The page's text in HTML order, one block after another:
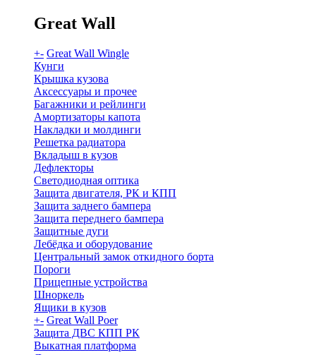
Great Wall
+- Great Wall Wingle
Кунги
Крышка кузова
Аксессуары и прочее
Багажники и рейлинги
Амортизаторы капота
Накладки и молдинги
Решетка радиатора
Вкладыш в кузов
Дефлекторы
Светодиодная оптика
Защита двигателя, РК и КПП
Защита заднего бампера
Защита переднего бампера
Защитные дуги
Лебёдка и оборудование
Центральный замок откидного борта
Пороги
Прицепные устройства
Шноркель
Ящики в кузов
+- Great Wall Poer
Защита ДВС КПП РК
Выкатная платформа